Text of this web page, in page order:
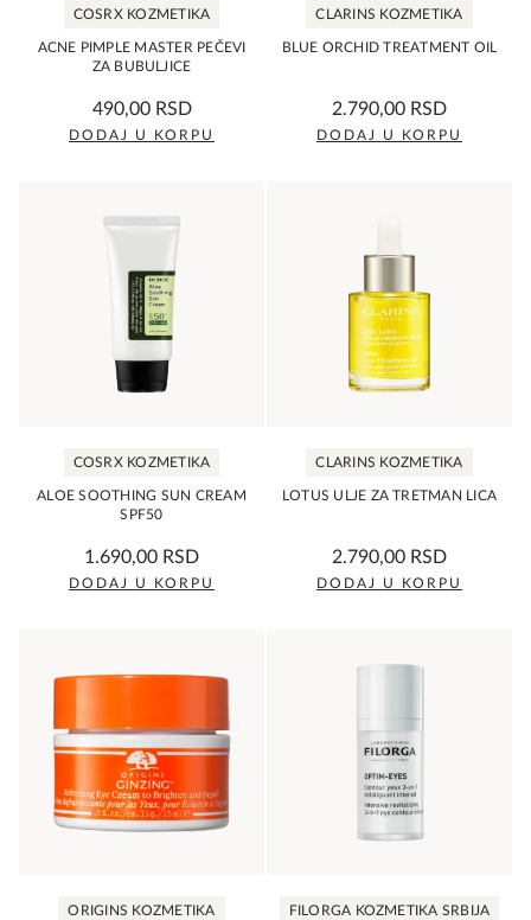
COSRX KOZMETIKA
ACNE PIMPLE MASTER PEČEVI
ZA BUBULJICE
0,0
rating
490,00 RSD
DODAJ U KORPU
CLARINS KOZMETIKA
BLUE ORCHID TREATMENT OIL
0,0
rating
2.790,00 RSD
DODAJ U KORPU
COSRX KOZMETIKA
ALOE SOOTHING SUN CREAM
SPF50
0,0
rating
1.690,00 RSD
DODAJ U KORPU
CLARINS KOZMETIKA
LOTUS ULJE ZA TRETMAN LICA
0,0
rating
2.790,00 RSD
DODAJ U KORPU
ORIGINS KOZMETIKA FILORGA KOZMETIKA SRBIJA